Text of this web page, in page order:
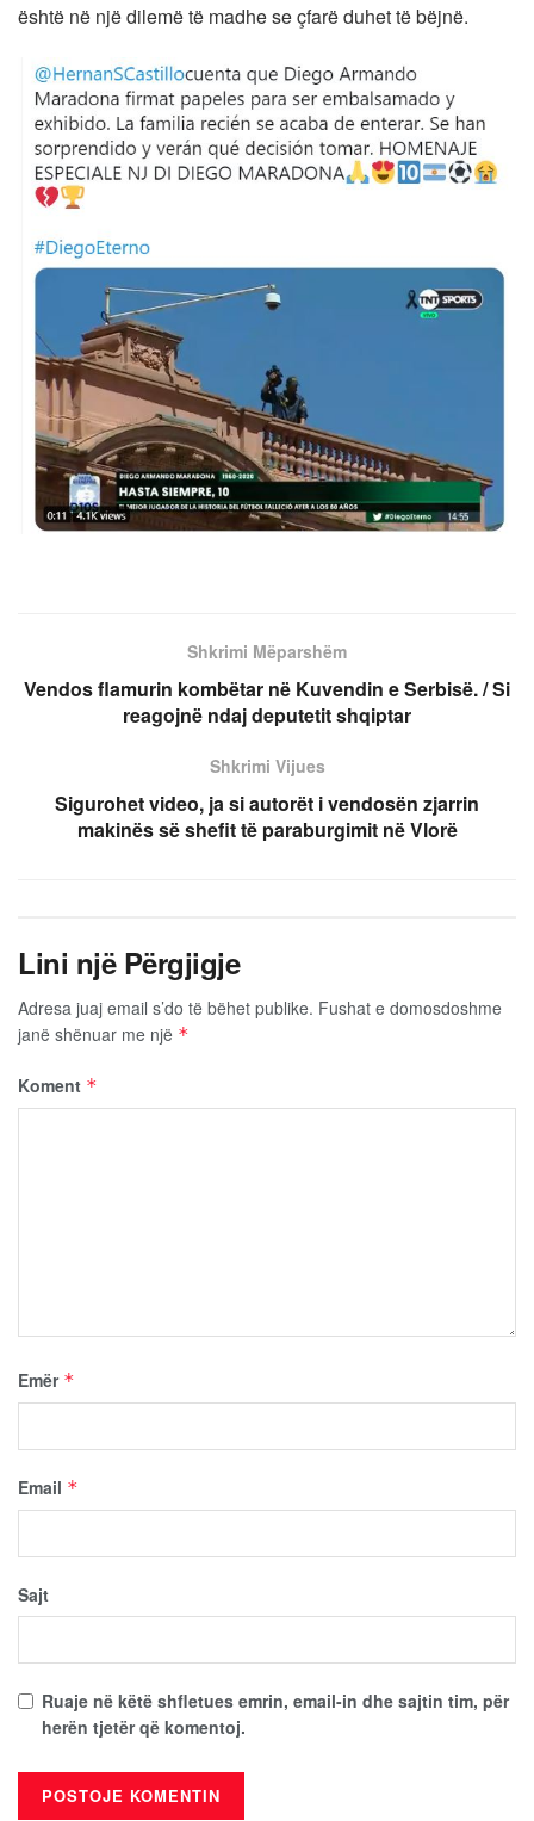
është në një dilemë të madhe se çfarë duhet të bëjnë.
Shkrimi Mëparshëm
Vendos flamurin kombëtar në Kuvendin e Serbisë. / Si
reagojnë ndaj deputetit shqiptar
Shkrimi Vijues
Sigurohet video, ja si autorët i vendosën zjarrin
makinës së shefit të paraburgimit në Vlorë
Lini një Përgjigje
Adresa juaj email s’do të bëhet publike. Fushat e domosdoshme
janë shënuar me një *
Koment *
Emër *
Email *
Sajt
Ruaje në këtë shfletues emrin, email-in dhe sajtin tim, për
herën tjetër që komentoj.